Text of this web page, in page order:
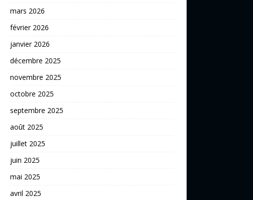
mars 2026
février 2026
janvier 2026
décembre 2025
novembre 2025
octobre 2025
septembre 2025
août 2025
juillet 2025
juin 2025
mai 2025
avril 2025